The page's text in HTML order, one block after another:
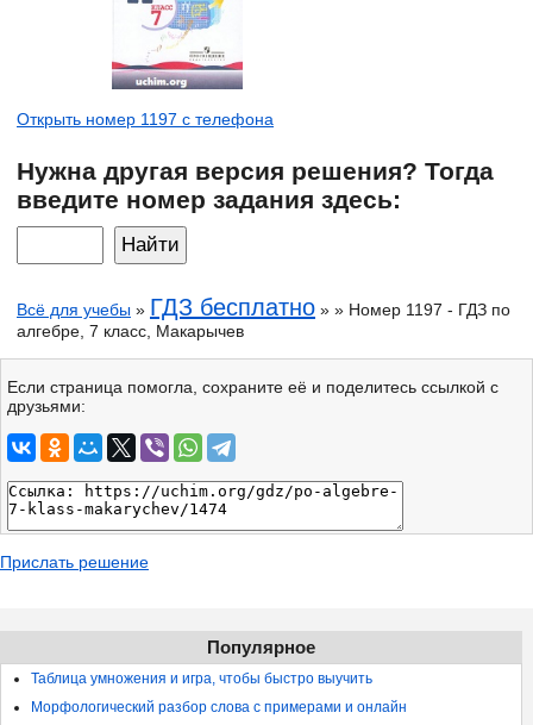
Открыть номер 1197 с телефона
Нужна другая версия решения? Тогда
введите номер задания здесь:
Всё для учебы » ГДЗ бесплатно » » Номер 1197 - ГДЗ по
алгебре, 7 класс, Макарычев
Если страница помогла, сохраните её и поделитесь ссылкой с
друзьями:
Прислать решение
Популярное
Таблица умножения и игра, чтобы быстро выучить
Морфологический разбор слова с примерами и онлайн